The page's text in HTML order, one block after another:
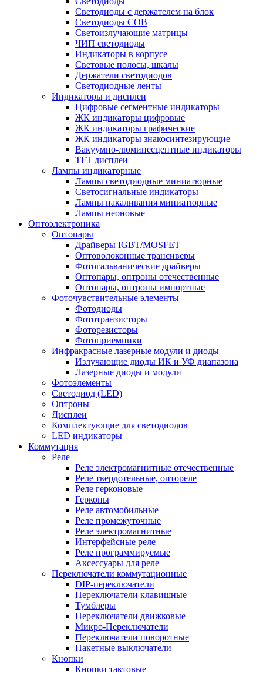
Светодиоды с держателем на блок
Светодиоды COB
Светоизлучающие матрицы
ЧИП светодиоды
Индикаторы в корпусе
Световые полосы, шкалы
Держатели светодиодов
Светодиодные ленты
Индикаторы и дисплеи
Цифровые сегментные индикаторы
ЖК индикаторы цифровые
ЖК индикаторы графические
ЖК индикаторы знакосинтезирующие
Вакуумно-люминесцентные индикаторы
TFT дисплеи
Лампы индикаторные
Лампы светодиодные миниатюрные
Светосигнальные индикаторы
Лампы накаливания миниатюрные
Лампы неоновые
Оптоэлектроника
Оптопары
Драйверы IGBT/MOSFET
Оптоволоконные трансиверы
Фотогальванические драйверы
Оптопары, оптроны отечественные
Оптопары, оптроны импортные
Фоточувствительные элементы
Фотодиоды
Фототранзисторы
Фоторезисторы
Фотоприемники
Инфракрасные лазерные модули и диоды
Излучающие диоды ИК и УФ диапазона
Лазерные диоды и модули
Фотоэлементы
Светодиод (LED)
Оптроны
Дисплеи
Комплектующие для светодиодов
LED индикаторы
Коммутация
Реле
Реле электромагнитные отечественные
Реле твердотельные, оптореле
Реле герконовые
Герконы
Реле автомобильные
Реле промежуточные
Реле электромагнитные
Интерфейсные реле
Реле программируемые
Аксессуары для реле
Переключатели коммутационные
DIP-переключатели
Переключатели клавишные
Тумблеры
Переключатели движковые
Микро-Переключатели
Переключатели поворотные
Пакетные выключатели
Кнопки
Кнопки тактовые